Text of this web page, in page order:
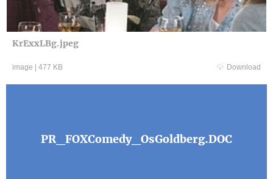
KrExxLBg.jpeg
image 477 KB Download
PR_FOXComedy_OsGoldberg.DOC